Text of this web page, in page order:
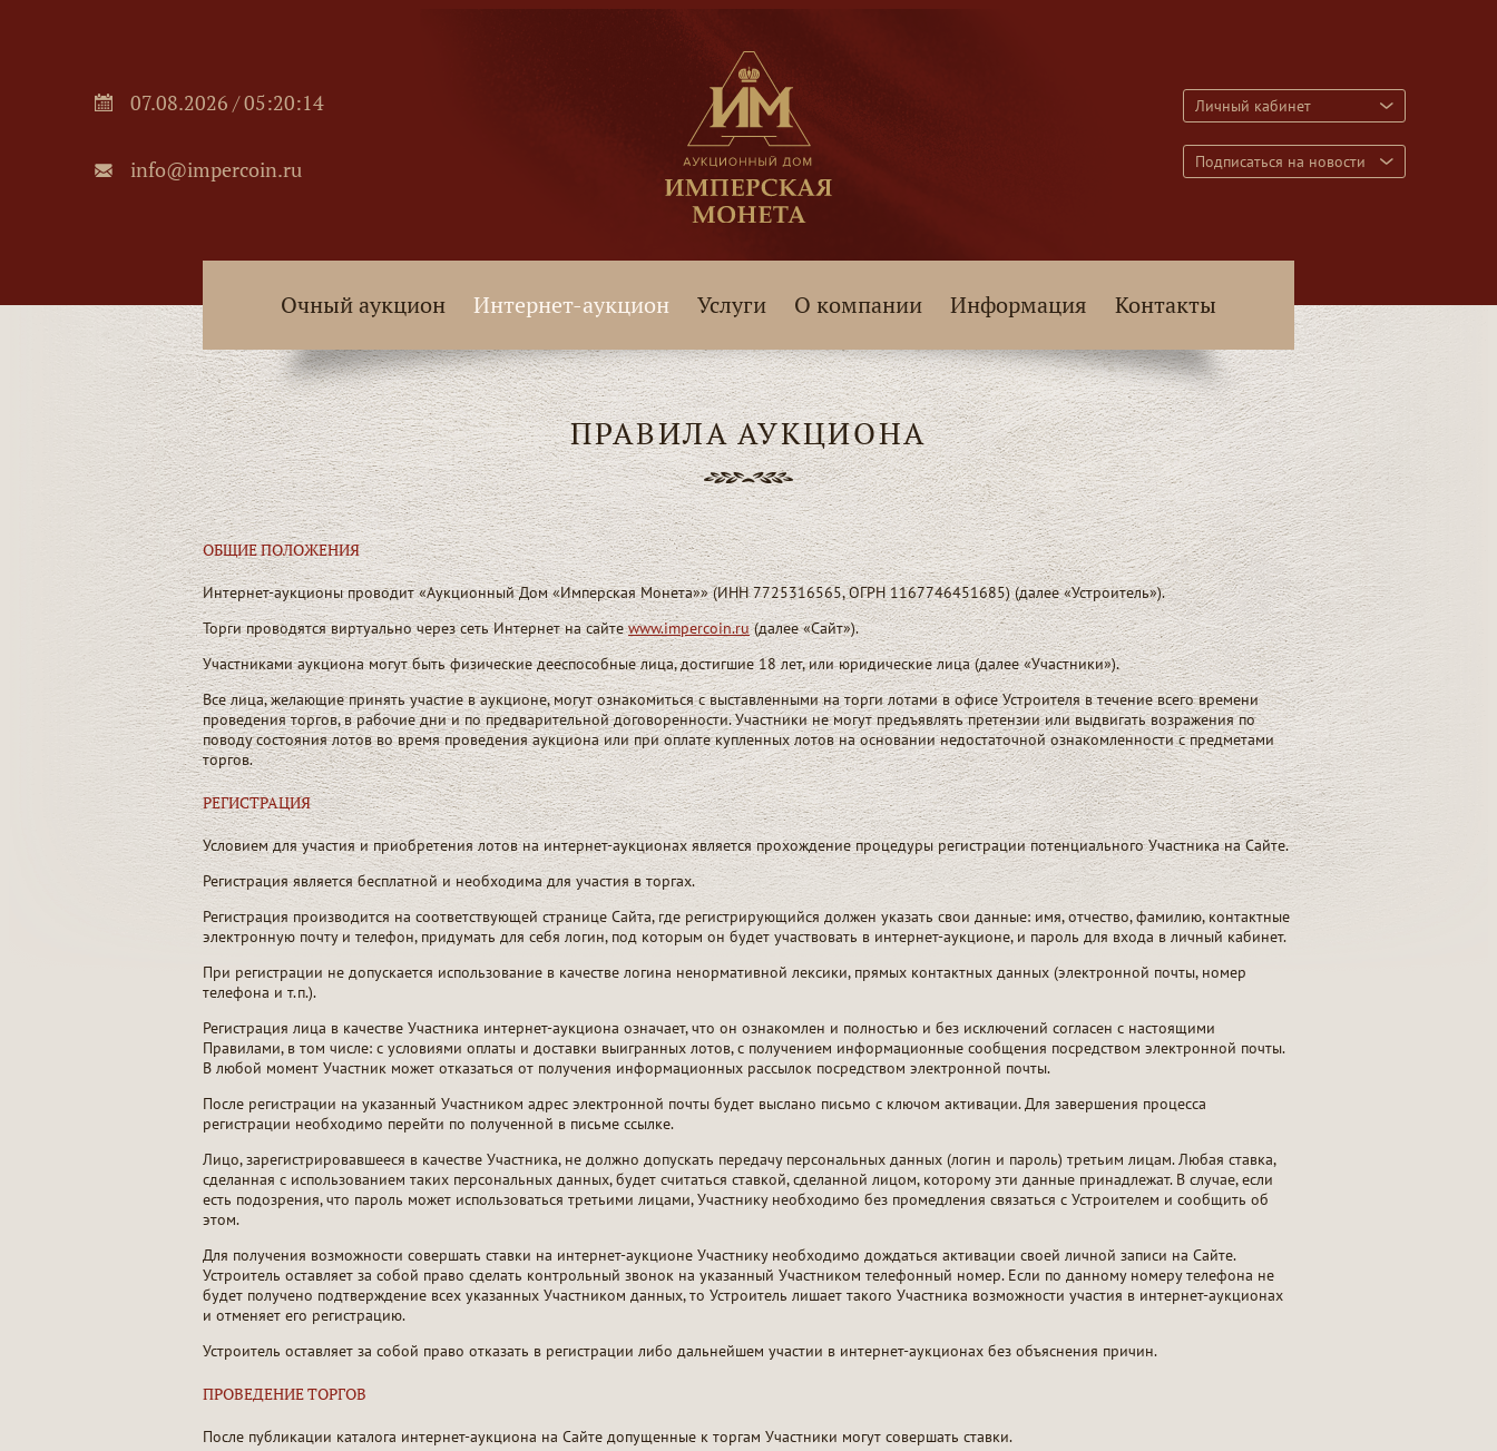
07.08.2026 / 05:20:15
info@impercoin.ru
Личный кабинет
Подписаться на новости
Очный аукцион Интернет-аукцион Услуги О компании Информация Контакты
ПРАВИЛА АУКЦИОНА
ОБЩИЕ ПОЛОЖЕНИЯ
Интернет-аукционы проводит «Аукционный Дом «Имперская Монета»» (ИНН 7725316565, ОГРН 1167746451685) (далее «Устроитель»).
Торги проводятся виртуально через сеть Интернет на сайтеwww.impercoin.ru(далее «Сайт»).
Участниками аукциона могут быть физические дееспособные лица, достигшие 18 лет, или юридические лица (далее «Участники»).
Все лица, желающие принять участие в аукционе, могут ознакомиться с выставленными на торги лотами в офисе Устроителя в течение всего времени
проведения торгов, в рабочие дни и по предварительной договоренности. Участники не могут предъявлять претензии или выдвигать возражения по
поводу состояния лотов во время проведения аукциона или при оплате купленных лотов на основании недостаточной ознакомленности с предметами
торгов.
РЕГИСТРАЦИЯ
Условием для участия и приобретения лотов на интернет-аукционах является прохождение процедуры регистрации потенциального Участника на Сайте.
Регистрация является бесплатной и необходима для участия в торгах.
Регистрация производится на соответствующей странице Сайта, где регистрирующийся должен указать свои данные: имя, отчество, фамилию, контактные
электронную почту и телефон, придумать для себя логин, под которым он будет участвовать в интернет-аукционе, и пароль для входа в личный кабинет.
При регистрации не допускается использование в качестве логина ненормативной лексики, прямых контактных данных (электронной почты, номер
телефона и т.п.).
Регистрация лица в качестве Участника интернет-аукциона означает, что он ознакомлен и полностью и без исключений согласен с настоящими
Правилами, в том числе: с условиями оплаты и доставки выигранных лотов, с получением информационные сообщения посредством электронной почты.
В любой момент Участник может отказаться от получения информационных рассылок посредством электронной почты.
После регистрации на указанный Участником адрес электронной почты будет выслано письмо с ключом активации. Для завершения процесса
регистрации необходимо перейти по полученной в письме ссылке.
Лицо, зарегистрировавшееся в качестве Участника, не должно допускать передачу персональных данных (логин и пароль) третьим лицам. Любая ставка,
сделанная с использованием таких персональных данных, будет считаться ставкой, сделанной лицом, которому эти данные принадлежат. В случае, если
есть подозрения, что пароль может использоваться третьими лицами, Участнику необходимо без промедления связаться с Устроителем и сообщить об
этом.
Для получения возможности совершать ставки на интернет-аукционе Участнику необходимо дождаться активации своей личной записи на Сайте.
Устроитель оставляет за собой право сделать контрольный звонок на указанный Участником телефонный номер. Если по данному номеру телефона не
будет получено подтверждение всех указанных Участником данных, то Устроитель лишает такого Участника возможности участия в интернет-аукционах
и отменяет его регистрацию.
Устроитель оставляет за собой право отказать в регистрации либо дальнейшем участии в интернет-аукционах без объяснения причин.
ПРОВЕДЕНИЕ ТОРГОВ
После публикации каталога интернет-аукциона на Сайте допущенные к торгам Участники могут совершать ставки.